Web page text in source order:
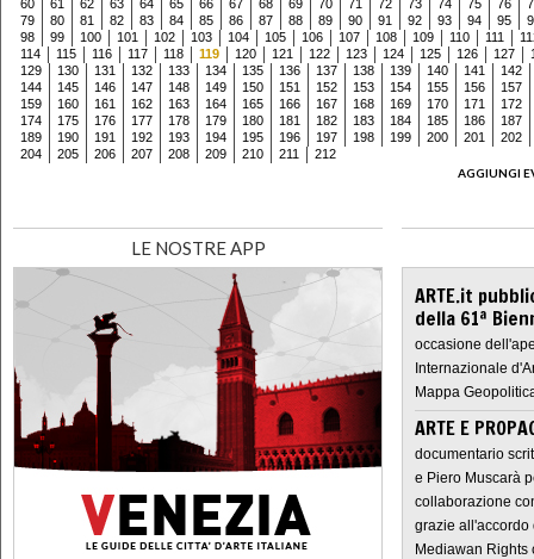
60 61 62 63 64 65 66 67 68 69 70 71 72 73 74 75 76
79
80 81 82 83 84 85 86 87 88 89 90 91 92 93 94 95
98
99 100 101 102 103 104 105 106 107 108 109 110 111
114
115 116 117 118 119 120 121 122 123 124 125 126 127
129
130 131 132 133 134 135 136 137 138 139 140 141
142
144
145 146 147 148 149 150 151 152 153 154 155 156
157
159
160 161 162 163 164 165 166 167 168 169 170 171
172
174
175 176 177 178 179 180 181 182 183 184 185 186
187
189
190 191 192 193 194 195 196 197 198 199 200 201
202
204
205 206 207 208 209 210 211
212
AGGIUNGI
LE NOSTRE APP
ARTE.it
della 61ª
occasione
Internazionale
Mappa
ARTE E
documentario
e Piero Muscarà
collaborazione
grazie all'accordo
Mediawan Rights